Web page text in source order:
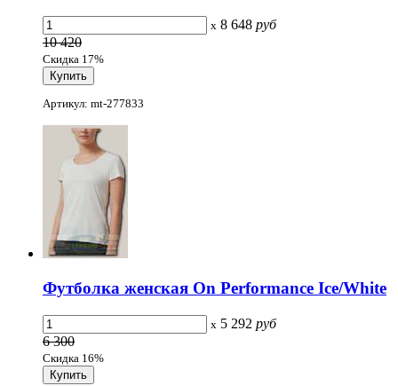
x 8 648 руб
10 420
Скидка 17%
Артикул: mt-277833
Футболка женская On Performance Ice/White
x 5 292 руб
6 300
Скидка 16%